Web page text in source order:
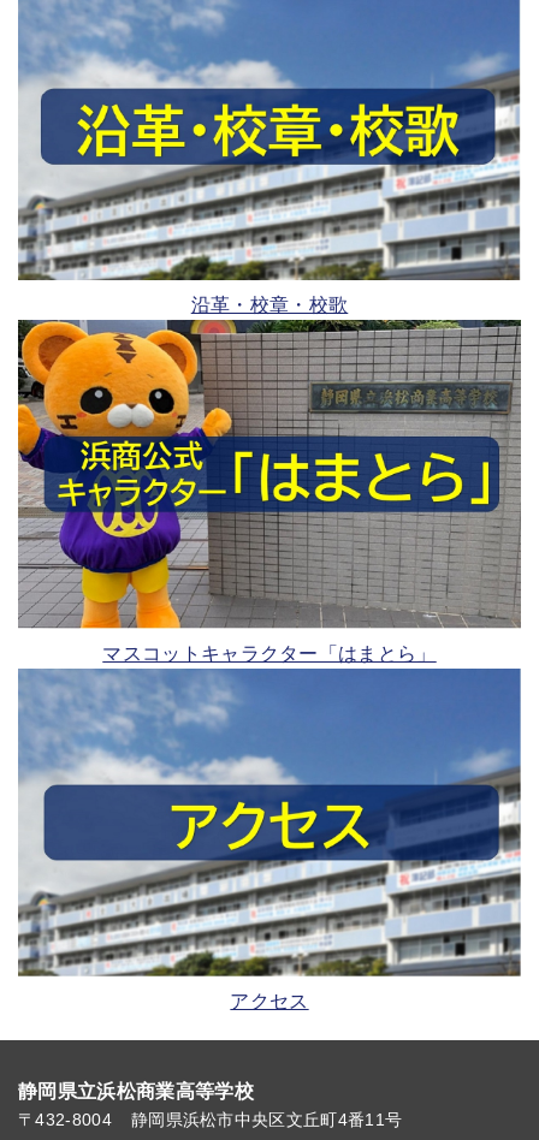
沿革・校章・校歌
マスコットキャラクター「はまとら」
アクセス
静岡県立浜松商業高等学校
〒432-8004
静岡県浜松市中央区文丘町4番11号